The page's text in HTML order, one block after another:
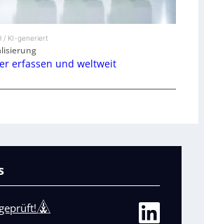
/ KI-generiert
erfassen und weltweit